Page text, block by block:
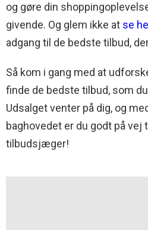
og gøre din
givende. Og glem ikke at se
adgang til de bedste tilbud,
Så kom i gang med at
finde de bedste tilbud, som
Udsalget venter på dig, og
baghovedet er du godt på vej
tilbudsjæger!